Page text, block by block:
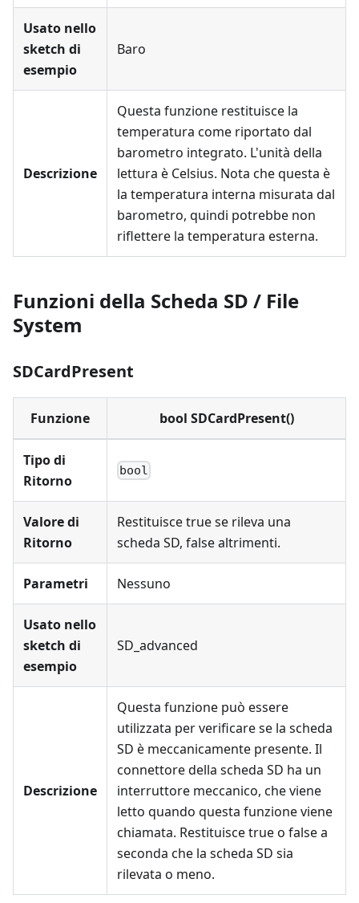
Usato nello
sketch di
esempio
Baro
Descrizione
Questa funzione restituisce la
temperatura come riportato dal
barometro integrato. L'unità della
lettura è Celsius. Nota che questa è
la temperatura interna misurata dal
barometro, quindi potrebbe non
riflettere la temperatura esterna.
Funzioni della Scheda SD / File
System
SDCardPresent
Funzione bool SDCardPresent()
Tipo di
Ritorno
bool
Valore di
Ritorno
Restituisce true se rileva una
scheda SD, false altrimenti.
Parametri Nessuno
Usato nello
sketch di
esempio
SD_advanced
Descrizione
Questa funzione può essere
utilizzata per verificare se la scheda
SD è meccanicamente presente. Il
connettore della scheda SD ha un
interruttore meccanico, che viene
letto quando questa funzione viene
chiamata. Restituisce true o false a
seconda che la scheda SD sia
rilevata o meno.